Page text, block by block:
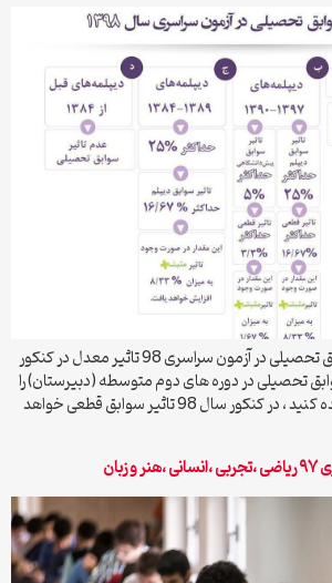
چگونگی تاثیر قطعی سوابق تحصیلی در آزمون سراسری 98 تاثیر معدل در کنکور
تحصیلی در دوره های دوم متوسطه (دبیرستان) را
می تونید در تصویر مشاهده کنید ، در کنکور سال 98 تاثیر سوابق قطعی خواهد